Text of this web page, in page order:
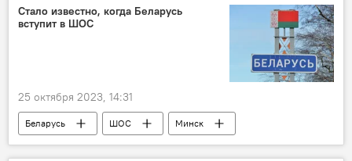
сельское хозяйство
фестиваль
Стало известно, когда Беларусь
вступит в ШОС
25 октября 2023, 14:31
Беларусь ШОС
Минск
саммит
Астана